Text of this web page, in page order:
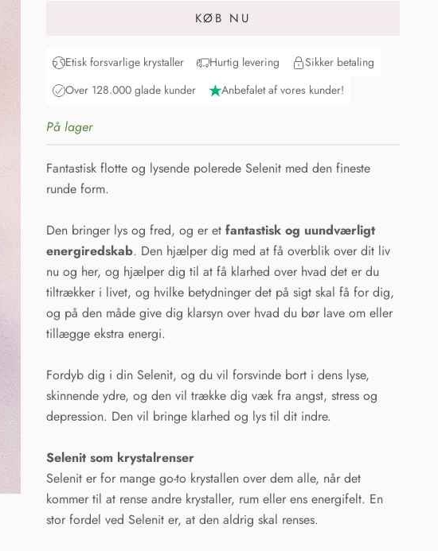
KØB NU
Etisk forsvarlige krystaller Hurtig levering
Sikker betaling
Over 128.000 glade kunder
Anbefalet af vores kunder!
På lager
Fantastisk flotte og lysende polerede Selenit med den fineste
runde form.
Den bringer lys og fred, og er et fantastisk og uundværligt
energiredskab. Den hjælper dig med at få overblik over dit liv
nu og her, og hjælper dig til at få klarhed over hvad det er du
tiltrækker i livet, og hvilke betydninger det på sigt skal få for dig,
og på den måde give dig klarsyn over hvad du bør lave om eller
tillægge ekstra energi.
Fordyb dig i din Selenit, og du vil forsvinde bort i dens lyse,
skinnende ydre, og den vil trække dig væk fra angst, stress og
depression. Den vil bringe klarhed og lys til dit indre.
Selenit som krystalrenser
Selenit er for mange go-to krystallen over dem alle, når det
kommer til at rense andre krystaller, rum eller ens energifelt. En
stor fordel ved Selenit er, at den aldrig skal renses.